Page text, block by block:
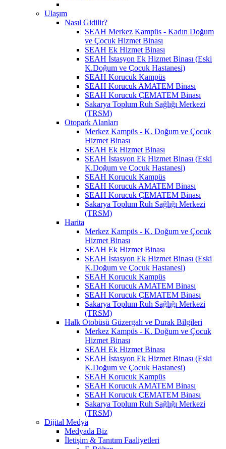
Ulaşım
Nasıl Gidilir?
SEAH Merkez Kampüs - Kadın Doğum
ve Çocuk Hizmet Binası
SEAH Ek Hizmet Binası
SEAH İstasyon Ek Hizmet Binası (Eski
K.Doğum ve Çocuk Hastanesi)
SEAH Korucuk Kampüs
SEAH Korucuk AMATEM Binası
SEAH Korucuk ÇEMATEM Binası
Sakarya Toplum Ruh Sağlığı Merkezi
(TRSM)
Otopark Alanları
Merkez Kampüs - K. Doğum ve Çocuk
Hizmet Binası
SEAH Ek Hizmet Binası
SEAH İstasyon Ek Hizmet Binası (Eski
K.Doğum ve Çocuk Hastanesi)
SEAH Korucuk Kampüs
SEAH Korucuk AMATEM Binası
SEAH Korucuk ÇEMATEM Binası
Sakarya Toplum Ruh Sağlığı Merkezi
(TRSM)
Harita
Merkez Kampüs - K. Doğum ve Çocuk
Hizmet Binası
SEAH Ek Hizmet Binası
SEAH İstasyon Ek Hizmet Binası (Eski
K.Doğum ve Çocuk Hastanesi)
SEAH Korucuk Kampüs
SEAH Korucuk AMATEM Binası
SEAH Korucuk ÇEMATEM Binası
Sakarya Toplum Ruh Sağlığı Merkezi
(TRSM)
Halk Otobüsü Güzergah ve Durak Bilgileri
Merkez Kampüs - K. Doğum ve Çocuk
Hizmet Binası
SEAH Ek Hizmet Binası
SEAH İstasyon Ek Hizmet Binası (Eski
K.Doğum ve Çocuk Hastanesi)
SEAH Korucuk Kampüs
SEAH Korucuk AMATEM Binası
SEAH Korucuk ÇEMATEM Binası
Sakarya Toplum Ruh Sağlığı Merkezi
(TRSM)
Dijital Medya
Medyada Biz
İletişim & Tanıtım Faaliyetleri